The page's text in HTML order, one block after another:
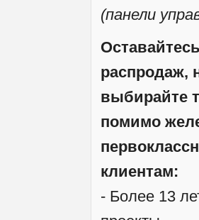
(панели
распродаж,
выбирайте
помимо
клиентам:
- Более 13